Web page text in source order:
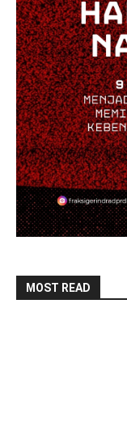
MOST READ